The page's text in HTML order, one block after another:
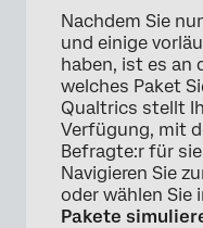
Nachdem Sie
und einige
haben, ist es an
welches Paket
Qualtrics stellt
Verfügung, mit
Befragte:r für
Navigieren Sie
oder wählen Sie
Pakete